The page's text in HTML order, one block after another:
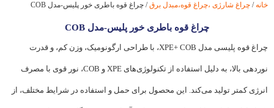
خانه/ چراغ شارژی ،چراغ قوه،مبدل برق/ چراغ قوه باطری خور پلیس-مدل COB
چراغ قوه باطری خور پلیس-مدل COB
چراغ قوه پلیسی مدل XPE+ COB، با طراحی ارگونومیک، وزن کم، و قدرت
نوردهی بالا، به دلیل استفاده از تکنولوژی‌های XPE و COB، نور قوی با مصرف
انرژی کمتر تولید می‌کند. این محصول برای حمل و استفاده در شرایط مختلف، از